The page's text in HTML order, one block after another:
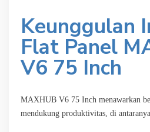
Keunggulan
Flat Panel
V6 75 Inch
MAXHUB V6 75 Inch menawarkan
mendukung produktivitas, di